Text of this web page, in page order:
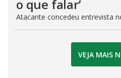
o que falar’
Atacante concedeu entrevista
VEJA MAIS